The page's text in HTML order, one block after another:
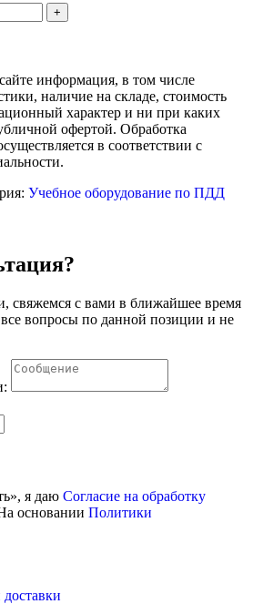
информация, в том числе
наличие на складе, стоимость
характер и ни при каких
офертой. Обработка
в соответствии с
Учебное оборудование по ПДД
свяжемся с вами в ближайшее время
вопросы по данной позиции и не
я даю Согласие на обработку
основании Политики